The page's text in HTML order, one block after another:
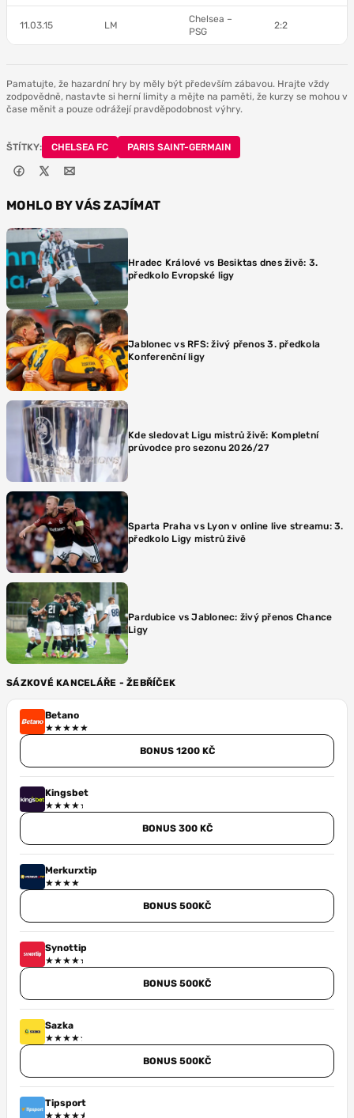
11.03.15 LM
Chelsea –
PSG
2:2
Pamatujte, že hazardní hry by měly být především zábavou. Hrajte vždy
zodpovědně, nastavte si herní limity a mějte na paměti, že kurzy se mohou v
čase měnit a pouze odrážejí pravděpodobnost výhry.
ŠTÍTKY: CHELSEA FC PARIS SAINT-GERMAIN
MOHLO BY VÁS ZAJÍMAT
Hradec Králové vs Besiktas dnes živě: 3.
předkolo Evropské ligy
Jablonec vs RFS: živý přenos 3. předkola
Konferenční ligy
Kde sledovat Ligu mistrů živě: Kompletní
průvodce pro sezonu 2026/27
Sparta Praha vs Lyon v online live streamu: 3.
předkolo Ligy mistrů živě
Pardubice vs Jablonec: živý přenos Chance
Ligy
SÁZKOVÉ KANCELÁŘE - ŽEBŘÍČEK
Betano
BONUS 1200 KČ
Kingsbet
BONUS 300 KČ
Merkurxtip
BONUS 500KČ
Synottip
BONUS 500KČ
Sazka
BONUS 500KČ
Tipsport